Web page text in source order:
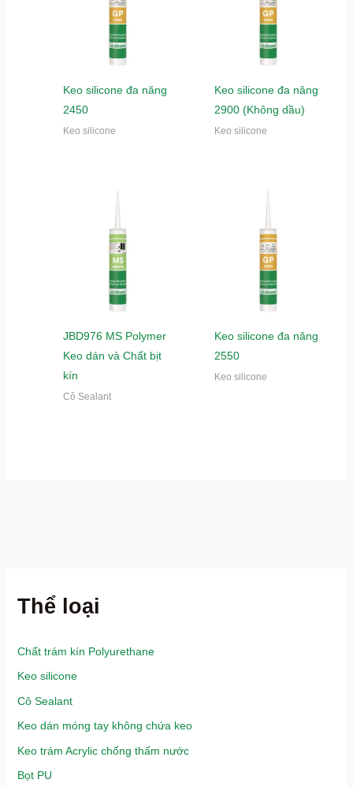
Thể loại
Chất trám kín Polyurethane
Keo silicone
Cô Sealant
Keo dán móng tay không chứa keo
Keo trám Acrylic chống thấm nước
Bọt PU
Keo silicone đa năng
2450
Keo silicone
Keo silicone đa năng
2900 (Không dầu)
Keo silicone
JBD976 MS Polymer
Keo dán và Chất bịt
kín
Cô Sealant
Keo silicone đa năng
2550
Keo silicone